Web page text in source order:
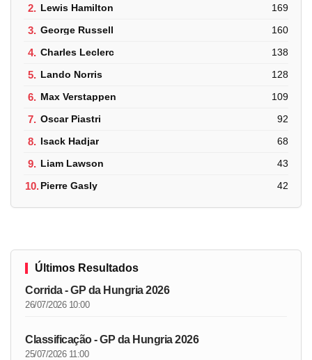
2. Lewis Hamilton 169
3. George Russell 160
4. Charles Leclerc 138
5. Lando Norris 128
6. Max Verstappen 109
7. Oscar Piastri 92
8. Isack Hadjar 68
9. Liam Lawson 43
10.Pierre Gasly 42
Últimos Resultados
Corrida - GP da Hungria 2026
26/07/2026 10:00
Classificação - GP da Hungria 2026
25/07/2026 11:00